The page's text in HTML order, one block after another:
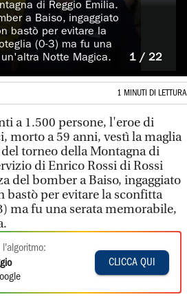
di Reggio Emilia.
a Baiso, ingaggiato
bastò per evitare la
(0-3) ma fu una
Notte Magica.
1 / 22
1 MINUTI DI LETTURA
a 1.500 persone, l'eroe di
morto a 59 anni, vestì la maglia
torneo della Montagna di
di Enrico Rossi di Rossi
del bomber a Baiso, ingaggiato
bastò per evitare la sconfitta
ma fu una serata memorabile,
l'algoritmo:
CLICCA QUI